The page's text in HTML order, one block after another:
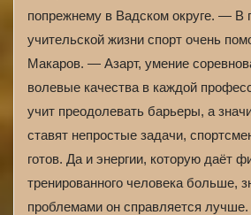
попрежнему в Вадском округе. — В
учительской жизни спорт очень
Макаров. — Азарт, умение
волевые качества в каждой
учит преодолевать барьеры, а
ставят непростые задачи,
готов. Да и энергии, которую даёт
тренированного человека больше,
проблемами он справляется